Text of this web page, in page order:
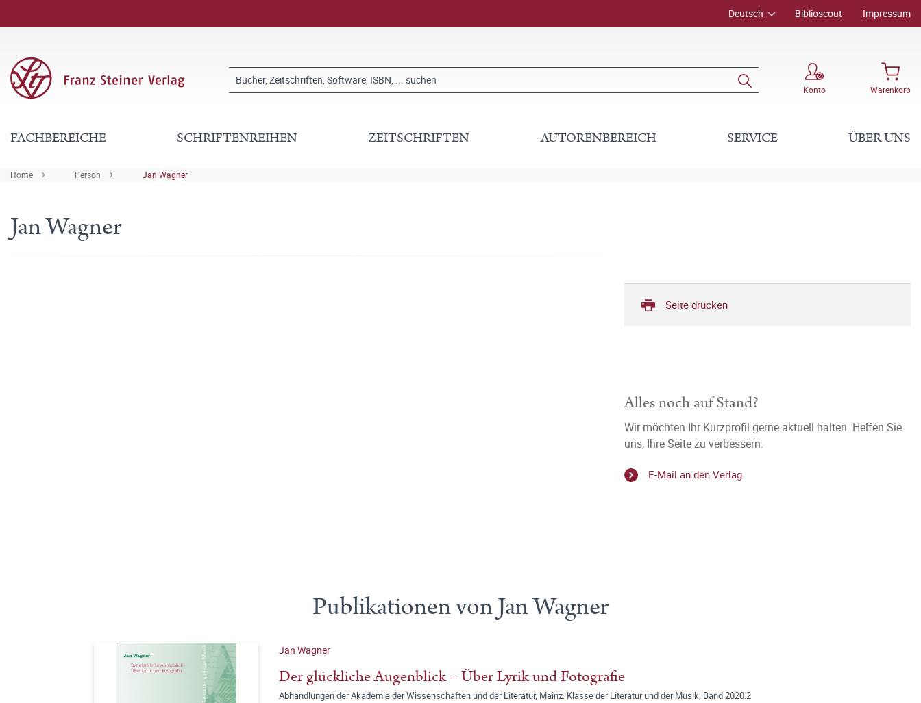
Deutsch Biblioscout Impressum
Konto Warenkorb
FACHBEREICHE SCHRIFTENREIHEN ZEITSCHRIFTEN AUTORENBEREICH SERVICE ÜBER UNS
Home Person Jan Wagner
Jan Wagner
Seite drucken
Alles noch auf Stand?
Wir möchten Ihr Kurzprofil gerne aktuell halten. Helfen Sie
uns, Ihre Seite zu verbessern.
E-Mail an den Verlag
Publikationen von Jan Wagner
Jan Wagner
Der glückliche Augenblick – Über Lyrik und Fotografie
Abhandlungen der Akademie der Wissenschaften und der Literatur, Mainz. Klasse der Literatur und der Musik, Band 2020.2